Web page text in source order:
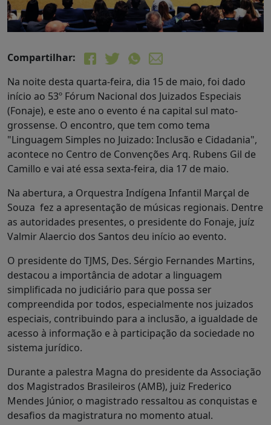
Compartilhar:
Na noite desta quarta-feira, dia 15 de maio, foi dado
início ao 53º Fórum Nacional dos Juizados Especiais
(Fonaje), e este ano o evento é na capital sul mato-
grossense. O encontro, que tem como tema
"Linguagem Simples no Juizado: Inclusão e Cidadania",
acontece no Centro de Convenções Arq. Rubens Gil de
Camillo e vai até essa sexta-feira, dia 17 de maio.
Na abertura, a Orquestra Indígena Infantil Marçal de
Souza fez a apresentação de músicas regionais. Dentre
as autoridades presentes, o presidente do Fonaje, juíz
Valmir Alaercio dos Santos deu início ao evento.
O presidente do TJMS, Des. Sérgio Fernandes Martins,
destacou a importância de adotar a linguagem
simplificada no judiciário para que possa ser
compreendida por todos, especialmente nos juizados
especiais, contribuindo para a inclusão, a igualdade de
acesso à informação e à participação da sociedade no
sistema jurídico.
Durante a palestra Magna do presidente da Associação
dos Magistrados Brasileiros (AMB), juiz Frederico
Mendes Júnior, o magistrado ressaltou as conquistas e
desafios da magistratura no momento atual.